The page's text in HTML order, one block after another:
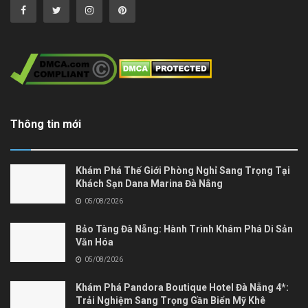
Thông tin mới
Khám Phá Thế Giới Phòng Nghỉ Sang Trọng Tại
Khách Sạn Dana Marina Đà Nẵng
05/08/2026
Bảo Tàng Đà Nẵng: Hành Trình Khám Phá Di Sản
Văn Hóa
05/08/2026
Khám Phá Pandora Boutique Hotel Đà Nẵng 4*:
Trải Nghiệm Sang Trọng Gần Biển Mỹ Khê